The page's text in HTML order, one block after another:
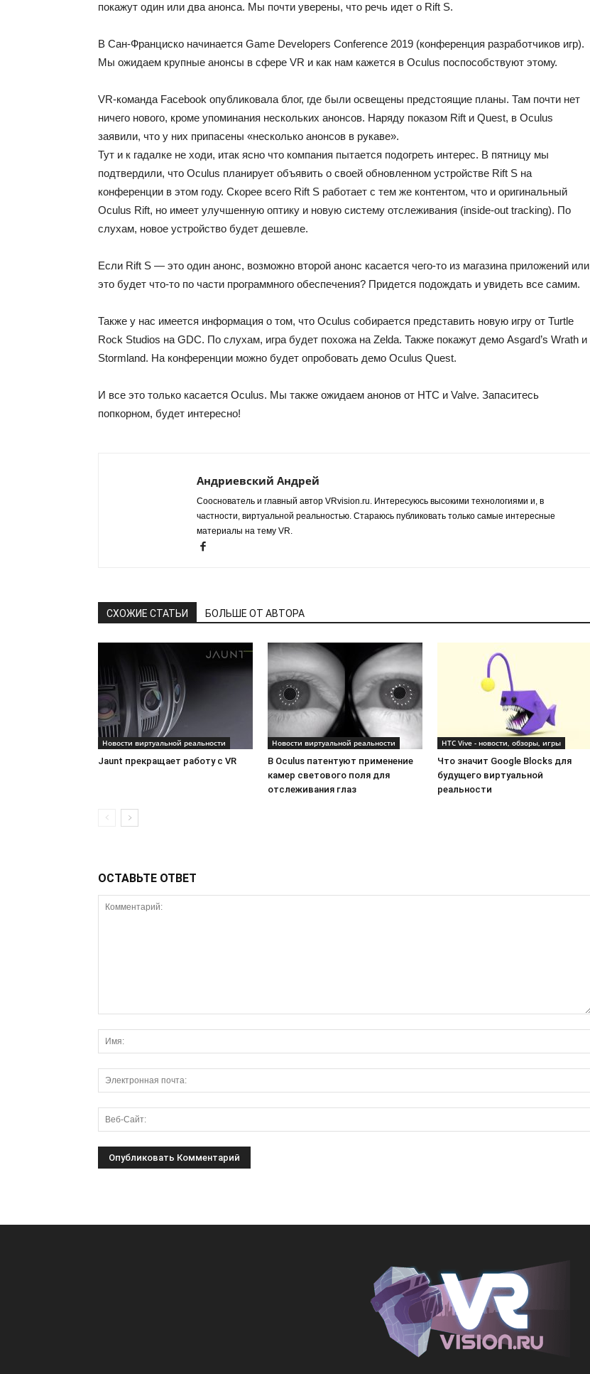
покажут один или два анонса. Мы почти уверены, что речь идет о Rift S.
В Сан-Франциско начинается Game Developers Conference 2019 (конференция разработчиков игр).
Мы ожидаем крупные анонсы в сфере VR и как нам кажется в Oculus поспособствуют этому.
VR-команда Facebook опубликовала блог, где были освещены предстоящие планы. Там почти нет
ничего нового, кроме упоминания нескольких анонсов. Наряду показом Rift и Quest, в Oculus
заявили, что у них припасены «несколько анонсов в рукаве».
Тут и к гадалке не ходи, итак ясно что компания пытается подогреть интерес. В пятницу мы
подтвердили, что Oculus планирует объявить о своей обновленном устройстве Rift S на
конференции в этом году. Скорее всего Rift S работает с тем же контентом, что и оригинальный
Oculus Rift, но имеет улучшенную оптику и новую систему отслеживания (inside-out tracking). По
слухам, новое устройство будет дешевле.
Если Rift S — это один анонс, возможно второй анонс касается чего-то из магазина приложений или
это будет что-то по части программного обеспечения? Придется подождать и увидеть все самим.
Также у нас имеется информация о том, что Oculus собирается представить новую игру от Turtle
Rock Studios на GDC. По слухам, игра будет похожа на Zelda. Также покажут демо Asgard’s Wrath и
Stormland. На конференции можно будет опробовать демо Oculus Quest.
И все это только касается Oculus. Мы также ожидаем анонов от HTC и Valve. Запаситесь
попкорном, будет интересно!
Андриевский Андрей
Сооснователь и главный автор VRvision.ru. Интересуюсь высокими технологиями и, в
частности, виртуальной реальностью. Стараюсь публиковать только самые интересные
материалы на тему VR.
СХОЖИЕ СТАТЬИ БОЛЬШЕ ОТ АВТОРА
Новости виртуальной реальности
Jaunt прекращает работу с VR
Новости виртуальной реальности
В Oculus патентуют применение
камер светового поля для
отслеживания глаз
HTC Vive - новости, обзоры, игры
Что значит Google Blocks для
будущего виртуальной
реальности
ОСТАВЬТЕ ОТВЕТ